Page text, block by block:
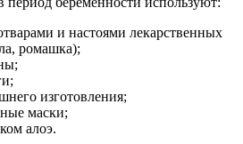
и настоями лекарственных
ромашка);
изготовления;
маски;
алоэ.